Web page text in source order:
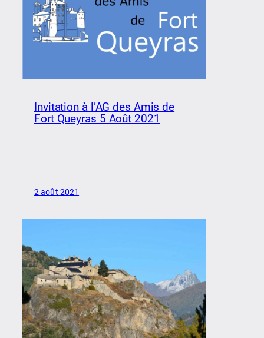
Invitation à l’AG des Amis de
Fort Queyras 5 Août 2021
2 août 2021